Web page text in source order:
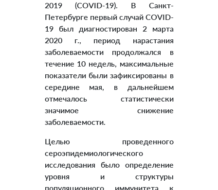
2019 (COVID-19). В Санкт-
Петербурге первый случай COVID-
19 был диагностирован 2 марта
2020 г., период нарастания
заболеваемости продолжался в
течение 10 недель, максимальные
показатели были зафиксированы в
середине мая, в дальнейшем
отмечалось статистически
значимое снижение
заболеваемости.
Целью проведенного
сероэпидемиологического
исследования было определение
уровня и структуры
популяционного иммунитета к